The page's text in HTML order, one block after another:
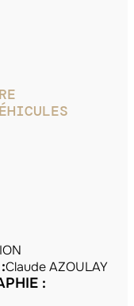
Claude AZOULAY
: